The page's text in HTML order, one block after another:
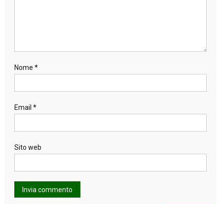
Nome *
Email *
Sito web